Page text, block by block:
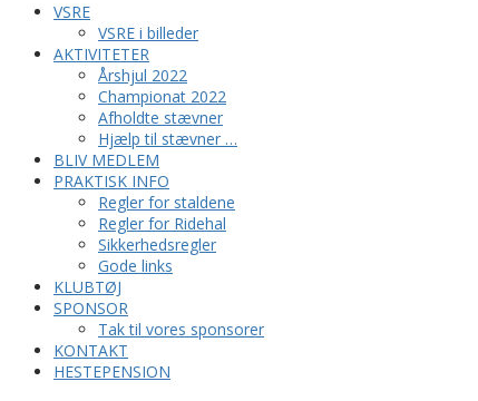
VSRE
VSRE i billeder
AKTIVITETER
Årshjul 2022
Championat 2022
Afholdte stævner
Hjælp til stævner …
BLIV MEDLEM
PRAKTISK INFO
Regler for staldene
Regler for Ridehal
Sikkerhedsregler
Gode links
KLUBTØJ
SPONSOR
Tak til vores sponsorer
KONTAKT
HESTEPENSION